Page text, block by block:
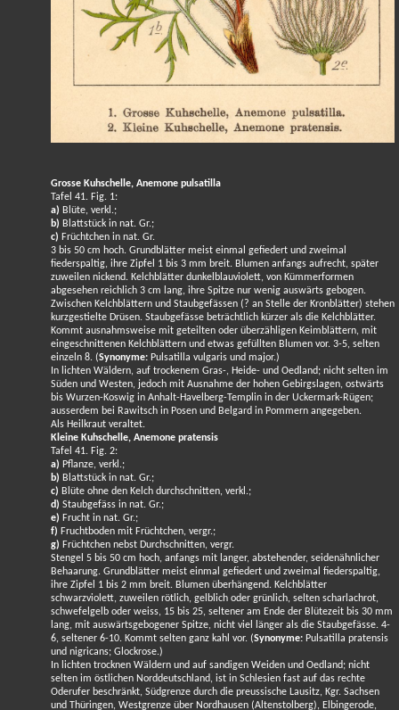
Grosse Kuhschelle, Anemone pulsatilla
Tafel 41. Fig. 1:
a) Blüte, verkl.;
b) Blattstück in nat. Gr.;
c) Früchtchen in nat. Gr.
3 bis 50 cm hoch. Grundblätter meist einmal gefiedert und zweimal
fiederspaltig, ihre Zipfel 1 bis 3 mm breit. Blumen anfangs aufrecht, später
zuweilen nickend. Kelchblätter dunkelblauviolett, von Kümmerformen
abgesehen reichlich 3 cm lang, ihre Spitze nur wenig auswärts gebogen.
Zwischen Kelchblättern und Staubgefässen (? an Stelle der Kronblätter) stehen
kurzgestielte Drüsen. Staubgefässe beträchtlich kürzer als die Kelchblätter.
Kommt ausnahmsweise mit geteilten oder überzähligen Keimblättern, mit
eingeschnittenen Kelchblättern und etwas gefüllten Blumen vor. 3-5, selten
einzeln 8. (Synonyme:Pulsatilla vulgaris und major.)
In lichten Wäldern, auf trockenem Gras-, Heide- und Oedland; nicht selten im
Süden und Westen, jedoch mit Ausnahme der hohen Gebirgslagen, ostwärts
bis Wurzen-Koswig in Anhalt-Havelberg-Templin in der Uckermark-Rügen;
ausserdem bei Rawitsch in Posen und Belgard in Pommern angegeben.
Als Heilkraut veraltet.
Kleine Kuhschelle, Anemone pratensis
Tafel 41. Fig. 2:
a) Pflanze, verkl.;
b) Blattstück in nat. Gr.;
c) Blüte ohne den Kelch durchschnitten, verkl.;
d) Staubgefäss in nat. Gr.;
e) Frucht in nat. Gr.;
f) Fruchtboden mit Früchtchen, vergr.;
g) Früchtchen nebst Durchschnitten, vergr.
Stengel 5 bis 50 cm hoch, anfangs mit langer, abstehender, seidenähnlicher
Behaarung. Grundblätter meist einmal gefiedert und zweimal fiederspaltig,
ihre Zipfel 1 bis 2 mm breit. Blumen überhängend. Kelchblätter
schwarzviolett, zuweilen rötlich, gelblich oder grünlich, selten scharlachrot,
schwefelgelb oder weiss, 15 bis 25, seltener am Ende der Blütezeit bis 30 mm
lang, mit auswärtsgebogener Spitze, nicht viel länger als die Staubgefässe. 4-
6, seltener 6-10. Kommt selten ganz kahl vor. (Synonyme:Pulsatilla pratensis
und nigricans; Glockrose.)
In lichten trocknen Wäldern und auf sandigen Weiden und Oedland; nicht
selten im östlichen Norddeutschland, ist in Schlesien fast auf das rechte
Oderufer beschränkt, Südgrenze durch die preussische Lausitz, Kgr. Sachsen
und Thüringen, Westgrenze über Nordhausen (Altenstolberg), Elbingerode,